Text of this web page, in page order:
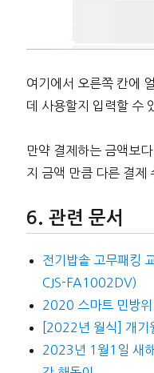
여기에서 오른쪽 칸에
데 사용할지 입력할 수
만약 결제하는 금액보
지 금액 만큼 다른 결제
관련 문서
전기밥솥 고무패킹
CJS-FA1002DV)
2020 스마트 민방
[2022년 월식] 개기
2023년 1월1일 새